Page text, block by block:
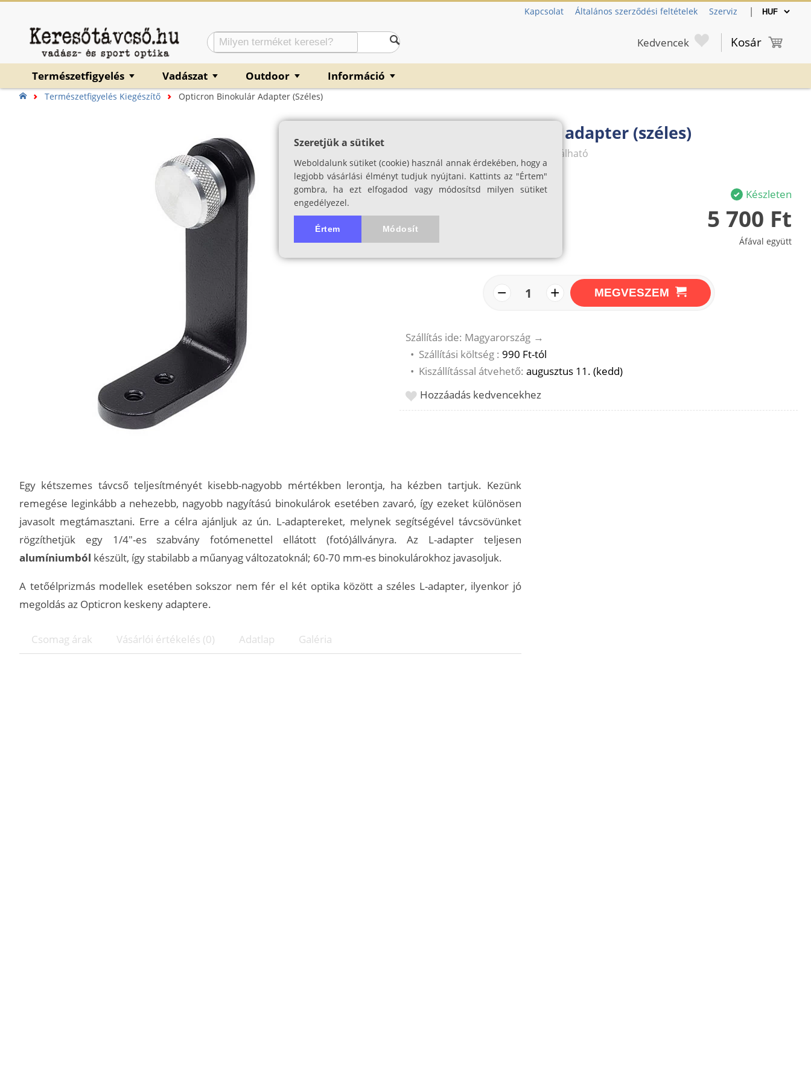
Kapcsolat Általános szerződési feltételek Szerviz |
Kedvencek Kosár
Természetfigyelés ▼ Vadászat ▼ Outdoor ▼ Információ ▼
Természetfigyelés Kiegészítő Opticron Binokulár Adapter (széles)
Opticron binokulár adapter (széles)
Porró prizmás modellekhez használható
SKU: 03156
Készleten
5 700 Ft
Áfával együtt
− 1 + MEGVESZEM
Szállítás ide: Magyarország →
• Szállítási költség : 990 Ft-tól
• Kiszállítással átvehető: augusztus 11. (kedd)
Hozzáadás kedvencekhez
Egy kétszemes távcső teljesítményét kisebb-nagyobb mértékben lerontja, ha kézben tartjuk. Kezünk
remegése leginkább a nehezebb, nagyobb nagyítású binokulárok esetében zavaró, így ezeket különösen
javasolt megtámasztani. Erre a célra ajánljuk az ún. L-adaptereket, melynek segítségével távcsövünket
rögzíthetjük egy 1/4"-es szabvány fotómenettel ellátott (fotó)állványra. Az L-adapter teljesen
alumíniumból készült, így stabilabb a műanyag változatoknál; 60-70 mm-es binokulárokhoz javasoljuk.
A tetőélprizmás modellek esetében sokszor nem fér el két optika között a széles L-adapter, ilyenkor jó
megoldás az Opticron keskeny adaptere.
Csomag árak Vásárlói értékelés (0) Adatlap Galéria
Szeretjük a sütiket
Weboldalunk sütiket (cookie) használ annak érdekében, hogy a
legjobb vásárlási élményt tudjuk nyújtani. Kattints az "Értem"
gombra, ha ezt elfogadod vagy módosítsd milyen sütiket
engedélyezel.
Értem Módosít